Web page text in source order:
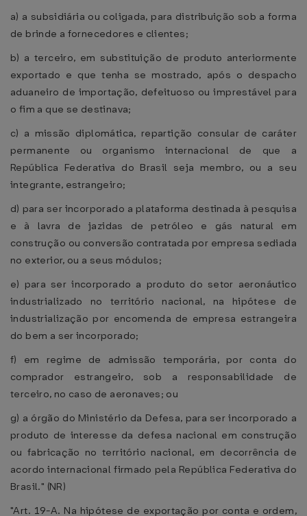
a) a subsidiária ou coligada, para distribuição sob a forma
de brinde a fornecedores e clientes;
b) a terceiro, em substituição de produto anteriormente
exportado e que tenha se mostrado, após o despacho
aduaneiro de importação, defeituoso ou imprestável para
o fim a que se destinava;
c) a missão diplomática, repartição consular de caráter
permanente ou organismo internacional de que a
República Federativa do Brasil seja membro, ou a seu
integrante, estrangeiro;
d) para ser incorporado a plataforma destinada à pesquisa
e à lavra de jazidas de petróleo e gás natural em
construção ou conversão contratada por empresa sediada
no exterior, ou a seus módulos;
e) para ser incorporado a produto do setor aeronáutico
industrializado no território nacional, na hipótese de
industrialização por encomenda de empresa estrangeira
do bem a ser incorporado;
f) em regime de admissão temporária, por conta do
comprador estrangeiro, sob a responsabilidade de
terceiro, no caso de aeronaves; ou
g) a órgão do Ministério da Defesa, para ser incorporado a
produto de interesse da defesa nacional em construção
ou fabricação no território nacional, em decorrência de
acordo internacional firmado pela República Federativa do
Brasil." (NR)
"Art. 19-A. Na hipótese de exportação por conta e ordem,